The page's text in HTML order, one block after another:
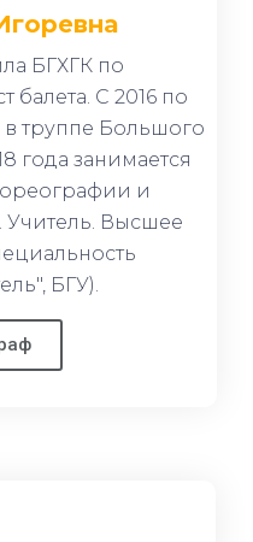
БГХГК по
балета. С 2016 по
в труппе Большого
года занимается
и
Учитель. Высшее
БГУ).